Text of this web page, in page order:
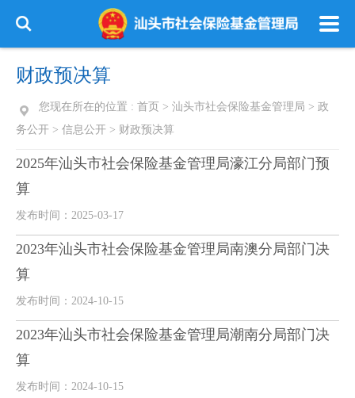
财政预决算
您现在所在的位置 : 首页 > 汕头市社会保险基金管理局 > 政
务公开 > 信息公开 > 财政预决算
2025年汕头市社会保险基金管理局濠江分局部门预
算
发布时间：2025-03-17
2023年汕头市社会保险基金管理局南澳分局部门决
算
发布时间：2024-10-15
2023年汕头市社会保险基金管理局潮南分局部门决
算
发布时间：2024-10-15